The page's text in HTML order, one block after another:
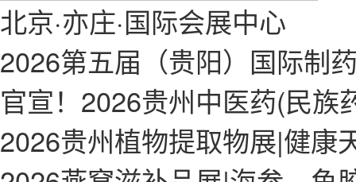
北京·亦庄·国际会展中心
2026第五届（贵阳）国际制
官宣！2026贵州中医药(民族
2026贵州植物提取物展|健康